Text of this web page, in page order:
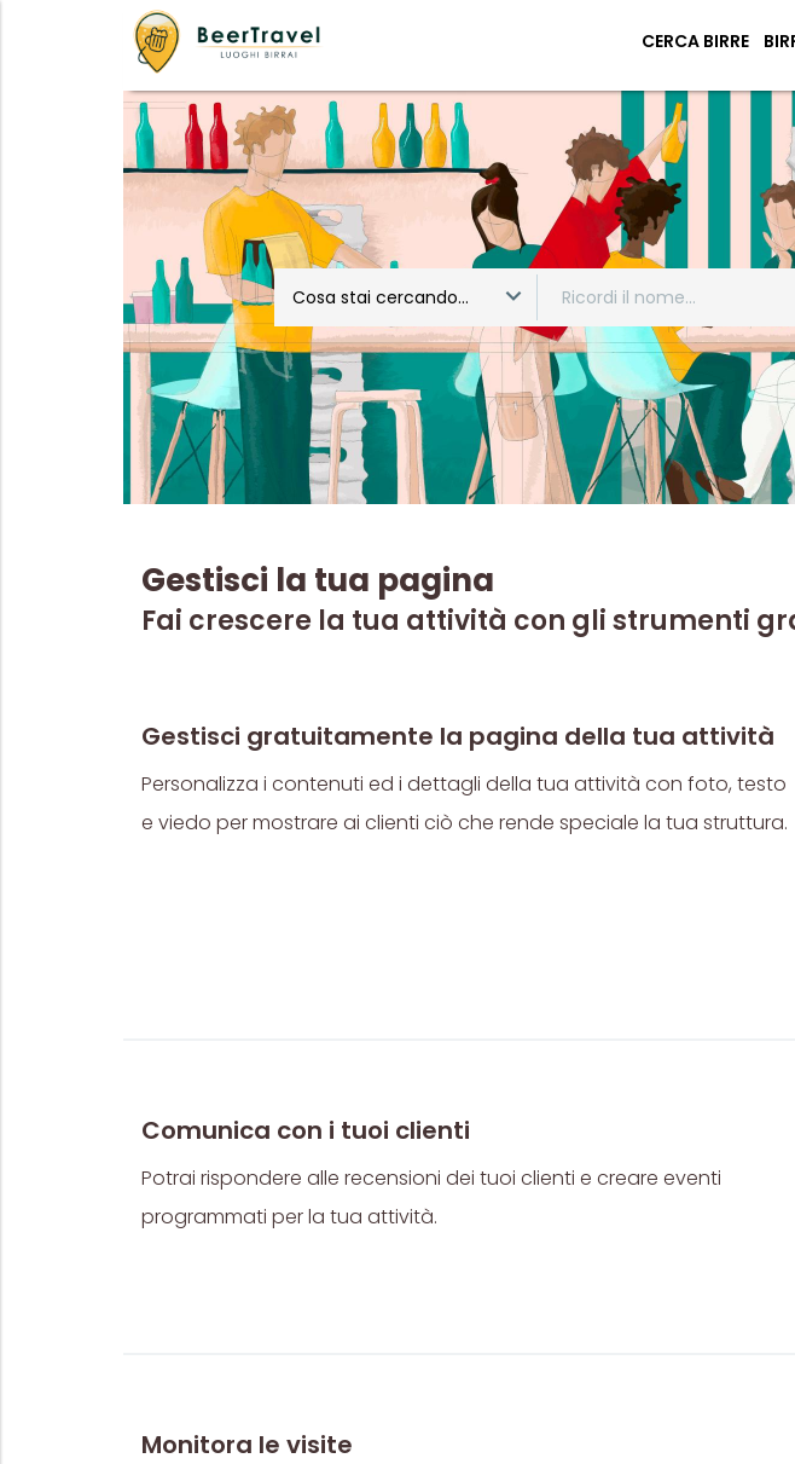
CERCA BIRRE
Cosa stai cercando...
Gestisci la tua pagina
Fai crescere la tua attività con gli strumenti
Gestisci gratuitamente la pagina della tua attività
Personalizza i contenuti ed i dettagli della tua attività con foto, testo
e viedo per mostrare ai clienti ciò che rende speciale la tua struttura.
Comunica con i tuoi clienti
Potrai rispondere alle recensioni dei tuoi clienti e creare eventi
programmati per la tua attività.
Monitora le visite